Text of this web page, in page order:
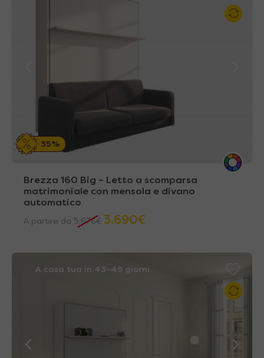
35%
Brezza 160 Big – Letto a scomparsa
matrimoniale con mensola e divano
automatico
A partire da 5.676€ 3.690€
A casa tua in 43~49 giorni